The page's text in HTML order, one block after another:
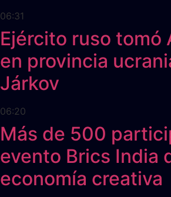
06:31
Ejército ruso tomó
en provincia
Járkov
06:20
Más de 500
evento Brics India
economía creativa